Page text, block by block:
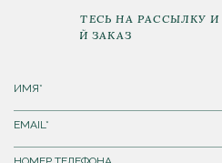
ПОДПИШИТЕСЬ НА РАССЫЛКУ И
НА ПЕРВЫЙ ЗАКАЗ